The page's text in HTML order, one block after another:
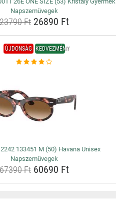
Napszemüvegek
23790 Ft26890 Ft
ÚJDONSÁG KEDVEZMÉNY
133451 M (50) Havana Unisex
Napszemüvegek
67390 Ft60690 Ft